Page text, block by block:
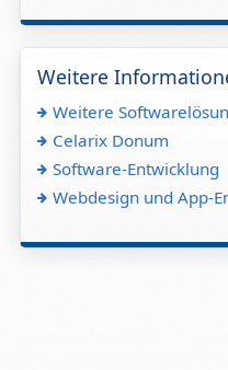
Weitere
Weitere
Celarix Donum
Software-Entwicklung
Webdesign und App-